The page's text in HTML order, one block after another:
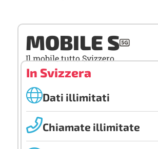
MOBILE S
Il mobile tutto Svizzero
In Svizzera
Dati illimitati
Chiamate illimitate